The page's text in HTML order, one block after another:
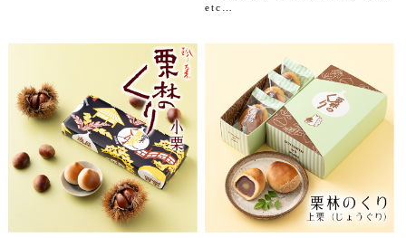
etc…